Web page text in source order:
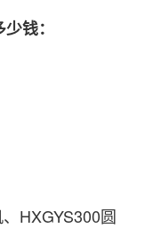
钱：
HXGYS300圆